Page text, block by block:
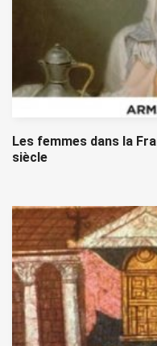
Les femmes dans la
siècle